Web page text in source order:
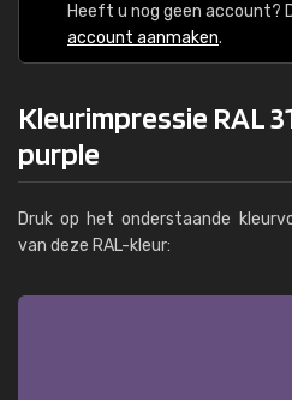
Heeft u nog geen account?
account aanmaken.
Kleurimpressie RAL
purple
Druk op het onderstaande
van deze RAL-kleur: